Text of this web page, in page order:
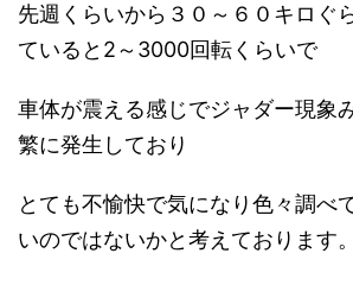
先週くらいから３０～６０キロぐ
ていると2～3000回転くらいで
車体が震える感じでジャダー現象
繁に発生しており
とても不愉快で気になり色々調べ
いのではないかと考えております。